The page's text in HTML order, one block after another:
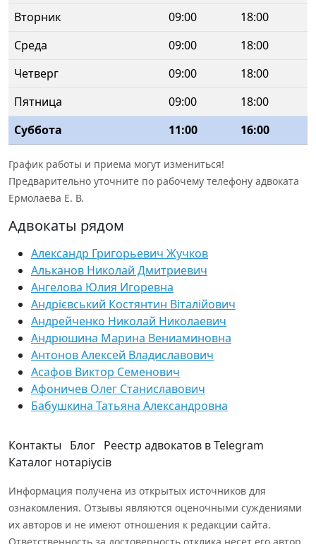
Вторник
09:00
18:00
Среда
09:00
18:00
Четверг
09:00
18:00
Пятница
09:00
18:00
Суббота
11:00 16:00
График работы и приема могут измениться!
Предварительно уточните по рабочему телефону адвоката
Ермолаева Е. В.
Адвокаты рядом
Александр Григорьевич Жучков
Альканов Николай Дмитриевич
Ангелова Юлия Игоревна
Андрієвський Костянтин Віталійович
Андрейченко Николай Николаевич
Андрюшина Марина Вениаминовна
Антонов Алексей Владиславович
Асафов Виктор Семенович
Афоничев Олег Станиславович
Бабушкина Татьяна Александровна
Контакты Блог Реестр адвокатов в Telegram
Каталог нотаріусів
Информация получена из открытых источников для
ознакомления. Отзывы являются оценочными суждениями
их авторов и не имеют отношения к редакции сайта.